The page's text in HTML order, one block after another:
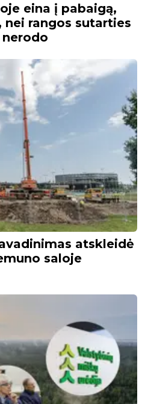
eina į pabaigą,
rangos sutarties
atskleidė
saloje